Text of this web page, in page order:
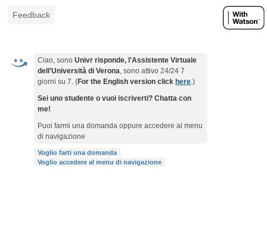
Feedback
Ciao, sonoUnivr risponde, l'Assistente Virtuale
dell'Università di Verona, sono attivo 24/24 7
giorni su 7. (For the English version click here.)
Sei uno studente o vuoi iscriverti? Chatta con
me!
Puoi farmi una domanda oppure accedere al menu
di navigazione
Voglio farti una domanda
Voglio accedere al menu di navigazione